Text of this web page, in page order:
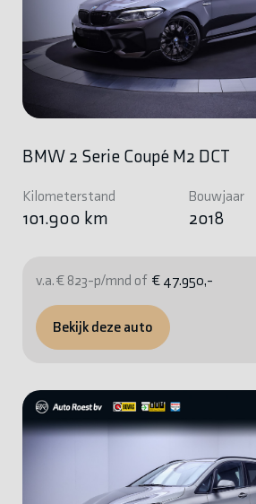
BMW 2 Serie Coupé M2 DCT
Kilometerstand
101.900 km
Bouwjaar
2018
v.a. € 823-p/mnd of € 47.950,-
Bekijk deze auto